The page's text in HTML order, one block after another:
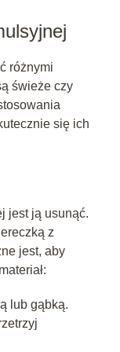
różnymi
świeże czy
się ich
jest ją usunąć.
z
jest, aby
lub gąbką.